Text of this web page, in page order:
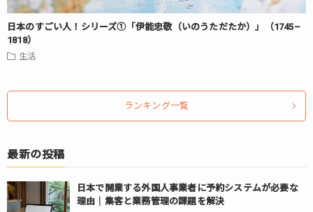
日本のすごい人！シリーズ①「伊能忠敬（いのうただたか）」（1745–
1818）
生活
ランキング一覧
最新の投稿
日本で開業する外国人事業者に予約システムが必要な
理由｜集客と業務管理の課題を解決